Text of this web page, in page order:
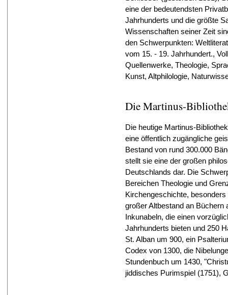
eine der bedeutendsten
Jahrhunderts und die größte
Wissenschaften seiner Zeit
den Schwerpunkten:
vom 15. - 19. Jahrhundert.,
Quellenwerke, Theologie,
Kunst, Altphilologie,
Die Martinus-
Die heutige Martinus-
eine öffentlich zugängliche
Bestand von rund 300.000
stellt sie eine der großen
Deutschlands dar. Die
Bereichen Theologie und
Kirchengeschichte,
großer Altbestand an Büchern
Inkunabeln, die einen
Jahrhunderts bieten und 250
St. Alban um 900, ein
Codex von 1300, die
Stundenbuch um 1430,
jiddisches Purimspiel (1751),